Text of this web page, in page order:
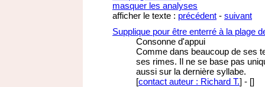
masquer les analyses
afficher le texte : précédent - suivant
Supplique pour être enterré à la plage
Consonne d'appui
Comme dans beaucoup de ses
ses rimes. Il ne se base pas
aussi sur la dernière syllabe.
[contact auteur : Richard T.] - []